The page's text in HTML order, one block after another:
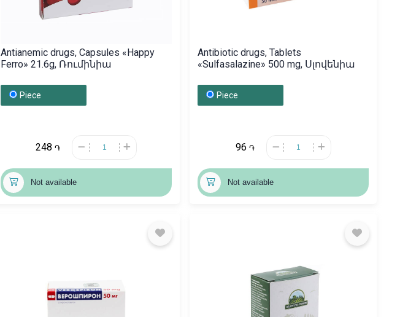
Antianemic drugs, Capsules «Happy
Ferro» 21.6g, Ռումինիա
Piece
248 ֏
Not available
Antibiotic drugs, Tablets
«Sulfasalazine» 500 mg, Սլովենիա
Piece
96 ֏
Not available